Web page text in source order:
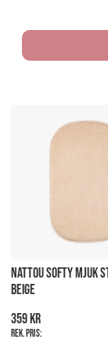
NATTOU SOFTY MJUK
BEIGE
359 kr
Rek. pris: